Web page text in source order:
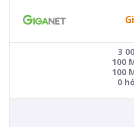
3
100
100
0